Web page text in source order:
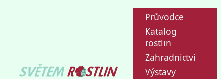
Průvodce
Katalog
rostlin
Zahradnictví
Výstavy